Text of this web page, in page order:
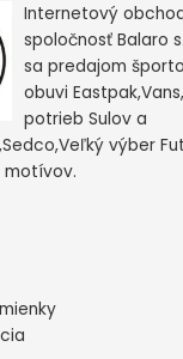
Internetový
spoločnosť Balaro
sa predajom
obuvi
potrieb Sulov a
výber
motívov.